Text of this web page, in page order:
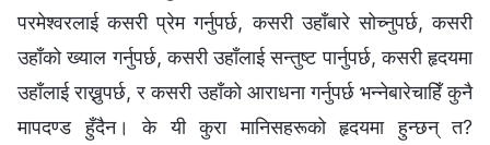
परमेश्‍वरलाई कसरी प्रेम गर्नुपर्छ, कसरी उहाँबारे सोच्नुपर्छ, कसरी
उहाँको ख्याल गर्नुपर्छ, कसरी उहाँलाई सन्तुष्ट पार्नुपर्छ, कसरी हृदयमा
उहाँलाई राख्नुपर्छ, र कसरी उहाँको आराधना गर्नुपर्छ भन्‍नेबारेचाहिँ कुनै
मापदण्ड हुँदैन। के यी कुरा मानिसहरूको हृदयमा हुन्छन् त?